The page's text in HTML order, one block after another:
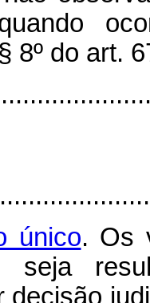
8º do art.
único. Os
seja
decisão